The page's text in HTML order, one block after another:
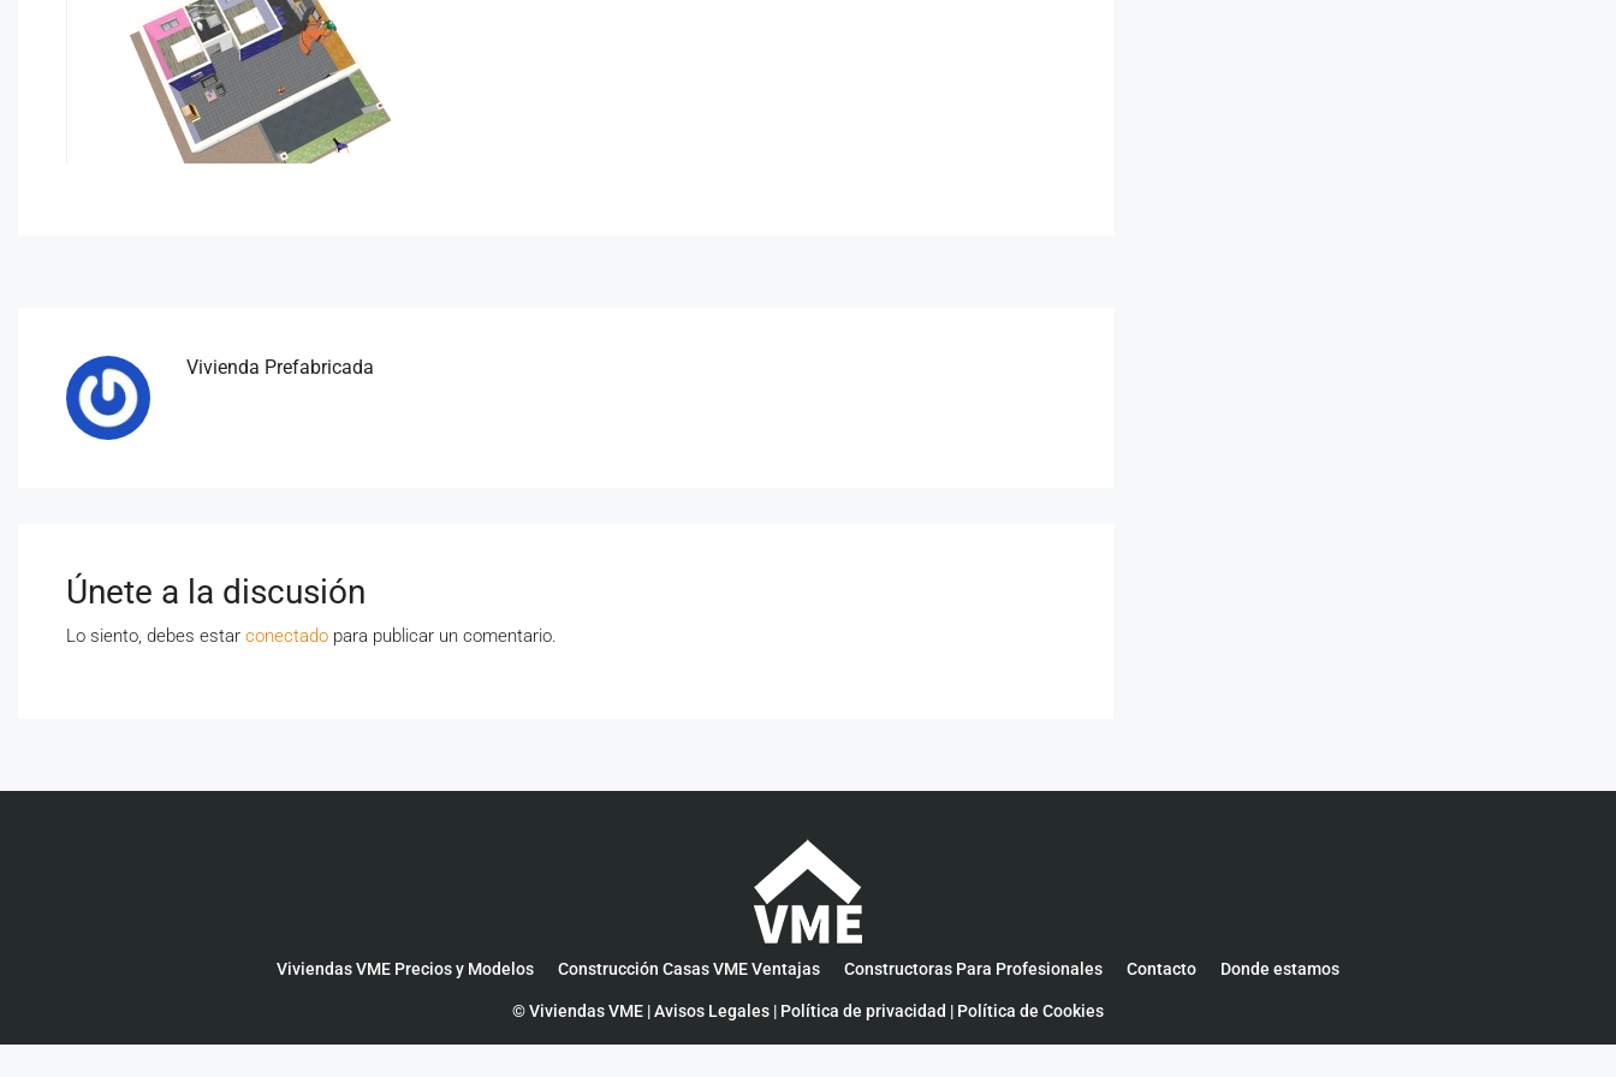
Vivienda Prefabricada
Únete a la discusión
Lo siento, debes estar conectado para publicar un comentario.
Viviendas VME Precios y Modelos Construcción Casas VME Ventajas Constructoras Para Profesionales Contacto Donde estamos
© Viviendas VME |Avisos Legales | Política de privacidad | Política de Cookies